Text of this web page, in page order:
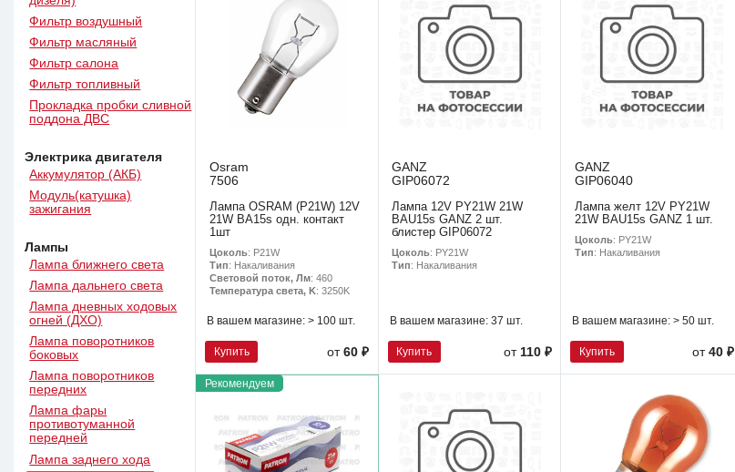
Фильтр воздушный
Фильтр масляный
Фильтр салона
Фильтр топливный
Прокладка пробки сливной
поддона ДВС
Электрика двигателя
Аккумулятор (АКБ)
Модуль(катушка)
зажигания
Лампы
Лампа ближнего света
Лампа дальнего света
Лампа дневных ходовых
огней (ДХО)
Лампа поворотников
боковых
Лампа поворотников
передних
Лампа фары
противотуманной
передней
Лампа заднего хода
Osram
7506
Лампа OSRAM (P21W) 12V
21W BA15s одн. контакт
1шт
Цоколь: P21W
Тип: Накаливания
Световой поток, Лм: 460
Температура света, K: 3250K
В вашем магазине: > 100 шт.
Купить от60 ₽
GANZ
GIP06072
Лампа 12V PY21W 21W
BAU15s GANZ 2 шт.
блистер GIP06072
Цоколь: PY21W
Тип: Накаливания
В вашем магазине: 37 шт.
Купить от 110 ₽
GANZ
GIP06040
Лампа желт 12V PY21W
21W BAU15s GANZ 1 шт.
Цоколь: PY21W
Тип: Накаливания
В вашем магазине:> 50 шт.
Купить от40 ₽
Рекомендуем